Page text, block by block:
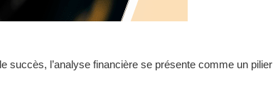
succès, l’analyse financière se présente comme un pilier